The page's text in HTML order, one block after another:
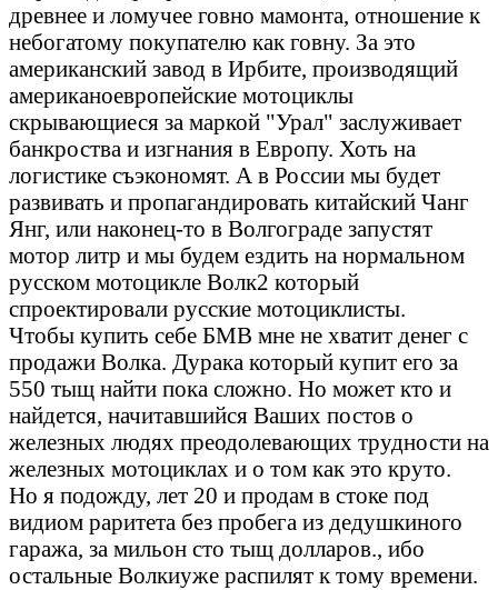
древнее и ломучее говно мамонта, отношение к
небогатому покупателю как говну. За это
американский завод в Ирбите, производящий
американоевропейские мотоциклы
скрывающиеся за маркой "Урал" заслуживает
банкроства и изгнания в Европу. Хоть на
логистике съэкономят. А в России мы будет
развивать и пропагандировать китайский Чанг
Янг, или наконец-то в Волгограде запустят
мотор литр и мы будем ездить на нормальном
русском мотоцикле Волк2 который
спроектировали русские мотоциклисты.
Чтобы купить себе БМВ мне не хватит денег с
продажи Волка. Дурака который купит его за
550 тыщ найти пока сложно. Но может кто и
найдется, начитавшийся Ваших постов о
железных людях преодолевающих трудности на
железных мотоциклах и о том как это круто.
Но я подожду, лет 20 и продам в стоке под
видиом раритета без пробега из дедушкиного
гаража, за мильон сто тыщ долларов., ибо
остальные Волкиуже распилят к тому времени.